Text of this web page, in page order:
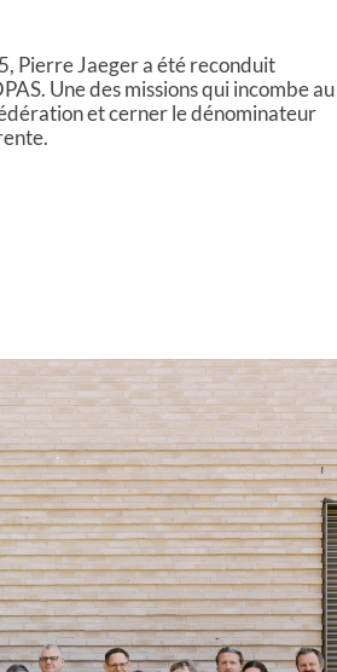
Pierre Jaeger a été reconduit
Une des missions qui incombe au
et cerner le dénominateur